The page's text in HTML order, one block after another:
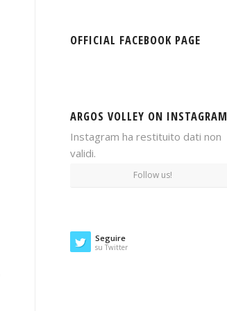
OFFICIAL FACEBOOK PAGE
ARGOS VOLLEY ON INSTAGRAM
Instagram ha restituito dati non
validi.
Follow us!
Seguire
su Twitter